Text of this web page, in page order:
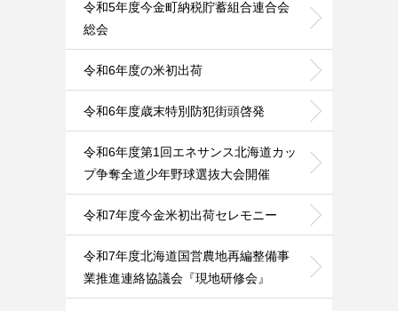
令和5年度今金町納税貯蓄組合連合会
総会
令和6年度の米初出荷
令和6年度歳末特別防犯街頭啓発
令和6年度第1回エネサンス北海道カッ
プ争奪全道少年野球選抜大会開催
令和7年度今金米初出荷セレモニー
令和7年度北海道国営農地再編整備事
業推進連絡協議会『現地研修会』